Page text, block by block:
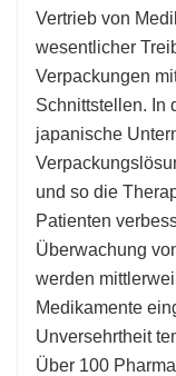
Vertrieb von
wesentlicher
Verpackungen
Schnittstellen. In
japanische
und so die
Patienten
Überwachung
werden
Medikamente
Unversehrtheit
Über 100